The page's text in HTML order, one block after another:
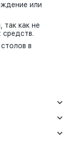
или
как не
средств.
в